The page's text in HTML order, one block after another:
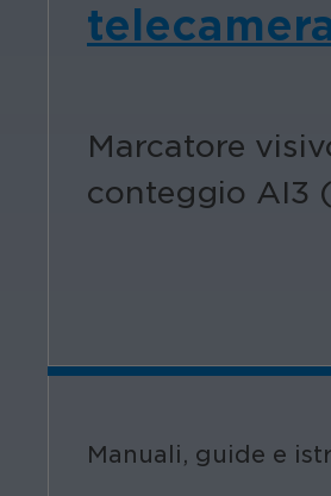
Marcatore
conteggio AI3
Manuali, guide e